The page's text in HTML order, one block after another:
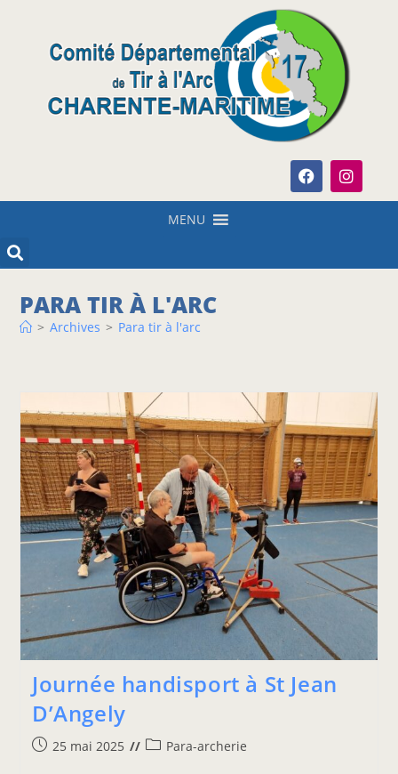
MENU
PARA TIR À L'ARC
> Archives > Para tir à l'arc
Journée handisport à St Jean
D’Angely
25 mai 2025 Para-archerie